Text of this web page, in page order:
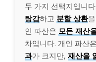
두 가지 선택지입니
탕감하고 분할 상환
인 파산은 모든 재산
차입니다. 개인 파산
과가 크지만, 재산을